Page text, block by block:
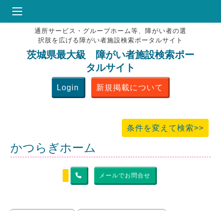
HOME
♥お気にりブックマーク
掲載会員MENU
よくある質問
通所サービス・グループホーム等、障がい者の選
択肢を広げる障がい者施設検索ポータルサイト
茨城県最大級 障がい者施設検索ポー
タルサイト
Login 新規掲載について
条件を変えて検索>>
かつらぎホーム
メールでお問合せ